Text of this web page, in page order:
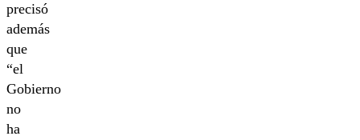
precisó
además
que
“el
Gobierno
no
ha